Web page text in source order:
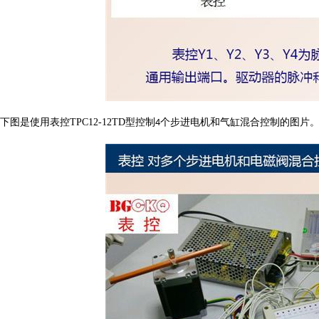
下图是使用表控TPC12-12TD型控制 4个步进电机和气缸混合控制的图片。